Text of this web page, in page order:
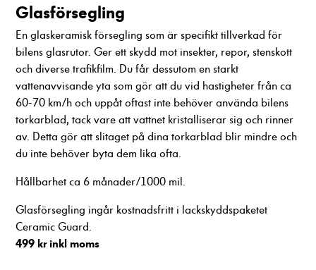
Glasförsegling
En glaskeramisk försegling som är specifikt tillverkad för
bilens glasrutor. Ger ett skydd mot insekter, repor, stenskott
och diverse trafikfilm. Du får dessutom en starkt
vattenavvisande yta som gör att du vid hastigheter från ca
60-70 km/h och uppåt oftast inte behöver använda bilens
torkarblad, tack vare att vattnet kristalliserar sig och rinner
av. Detta gör att slitaget på dina torkarblad blir mindre och
du inte behöver byta dem lika ofta.
Hållbarhet ca 6 månader/1000 mil.
Glasförsegling ingår kostnadsfritt i lackskyddspaketet
Ceramic Guard.
499 kr inkl moms